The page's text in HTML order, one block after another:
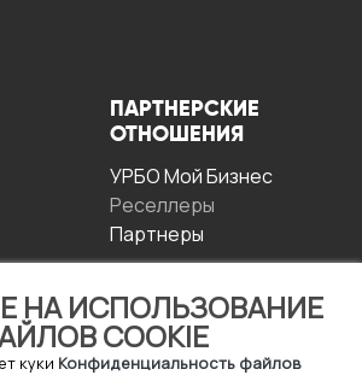
НА ИСПОЛЬЗОВАНИЕ
COOKIE
куки Конфиденциальность файлов
ПАРТНЕРСКИЕ
ОТНОШЕНИЯ
УРБО Мой Бизнес
Реселлеры
Партнеры